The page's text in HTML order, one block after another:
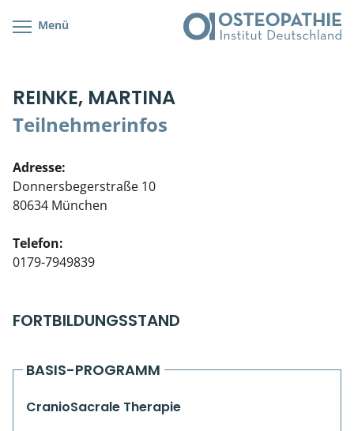
Menü
REINKE, MARTINA
Teilnehmerinfos
Adresse:
Donnersbegerstraße 10
80634 München
Telefon:
0179-7949839
FORTBILDUNGSSTAND
BASIS-PROGRAMM
CranioSacrale Therapie
Cranial/Neurale Osteopathie
Parietale Osteopathie
Viszerale Osteopathie
Klinische & Praktische Kurse
Prüfung & Zertifikation
Postgraduate- & Spezialkurse
Kiefergelenkkurse
CranioSacrale Ausbildung
Bonus-Programm
Veranstaltungsticket DB
Wissenswertes
Teilnehmerliste
Stellenbörse
Soziales Engagement